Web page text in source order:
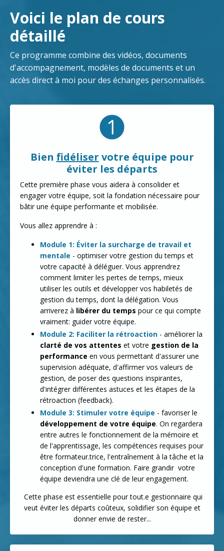
Voici le plan de cours
détaillé
Ce programme combine des vidéos, documents
d'accompagnement, modèles de documents et un
accès direct à moi pour des échanges personnalisés.
Bien fidéliser votre équipe pour
éviter les départs
Cette première phase vous aidera à consolider et
engager votre équipe, soit la fondation nécessaire pour
bâtir une équipe performante et mobilisée.
Vous allez apprendre à :
Module 1: Éviter la surcharge de travail et
mentale - optimiser votre gestion du temps et
votre capacité à déléguer. Vous apprendrez
comment limiter les pertes de temps, mieux
utiliser les outils et développer vos habiletés de
gestion du temps, dont la délégation. Vous
arriverez à libérer du temps pour ce qui compte
vraiment: guider votre équipe.
Module 2: Faciliter la rétroaction - améliorer la
clarté de vos attentes et votre gestion de la
performance en vous permettant d'assurer une
supervision adéquate, d'affirmer vos valeurs de
gestion, de poser des questions inspirantes,
d'intégrer différentes astuces et les étapes de la
rétroaction (feedback).
Module 3: Stimuler votre équipe - favoriser le
développement de votre équipe. On regardera
entre autres le fonctionnement de la mémoire et
de l'apprentissage, les compétences requises pour
être formateur.trice, l'entraînement à la tâche et la
conception d'une formation. Faire grandir votre
équipe deviendra une clé de leur engagement.
Cette phase est essentielle pour tout.e gestionnaire qui
veut éviter les départs coûteux, solidifier son équipe et
donner envie de rester...